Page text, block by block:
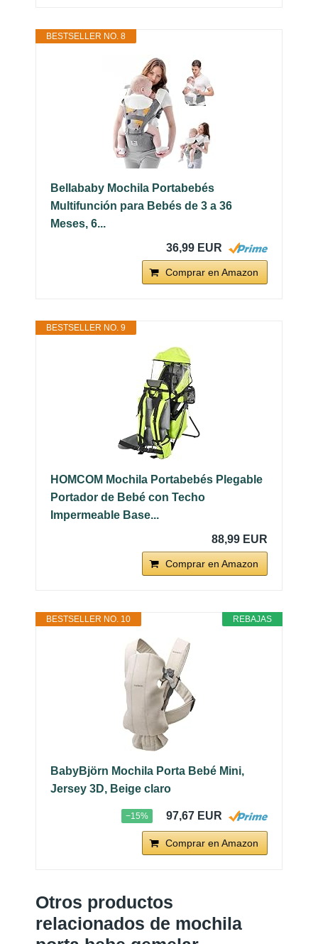
BESTSELLER NO. 8
Bellababy Mochila Portabebés
Multifunción para Bebés de 3 a 36
Meses, 6...
36,99 EUR
Comprar en Amazon
BESTSELLER NO. 9
HOMCOM Mochila Portabebés Plegable
Portador de Bebé con Techo
Impermeable Base...
88,99 EUR
Comprar en Amazon
REBAJAS
BESTSELLER NO. 10
BabyBjörn Mochila Porta Bebé Mini,
Jersey 3D, Beige claro
−15% 97,67 EUR
Comprar en Amazon
Otros productos
relacionados de mochila